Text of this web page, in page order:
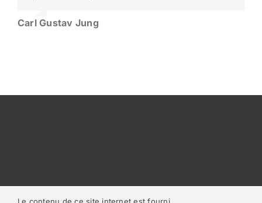
Carl Gustav Jung